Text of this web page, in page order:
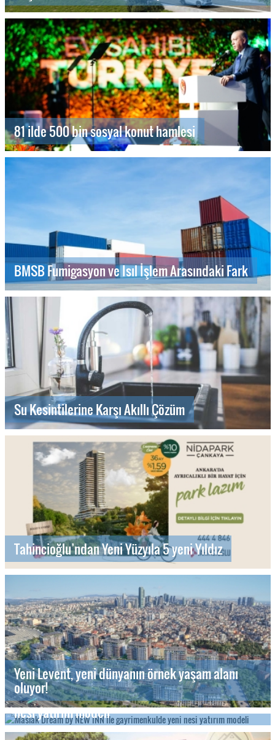
81 ilde 500 bin sosyal konut hamlesi
BMSB Fumigasyon ve Isıl İşlem Arasındaki Fark
Su Kesintilerine Karşı Akıllı Çözüm
Tahincioğlu’ndan Yeni Yüzyıla 5 yeni Yıldız
Yeni Levent, yeni dünyanın örnek yaşam alanı
oluyor!
Maslak Dream by NEW INN ile gayrimenkulde yeni
nesi yatırım modeli